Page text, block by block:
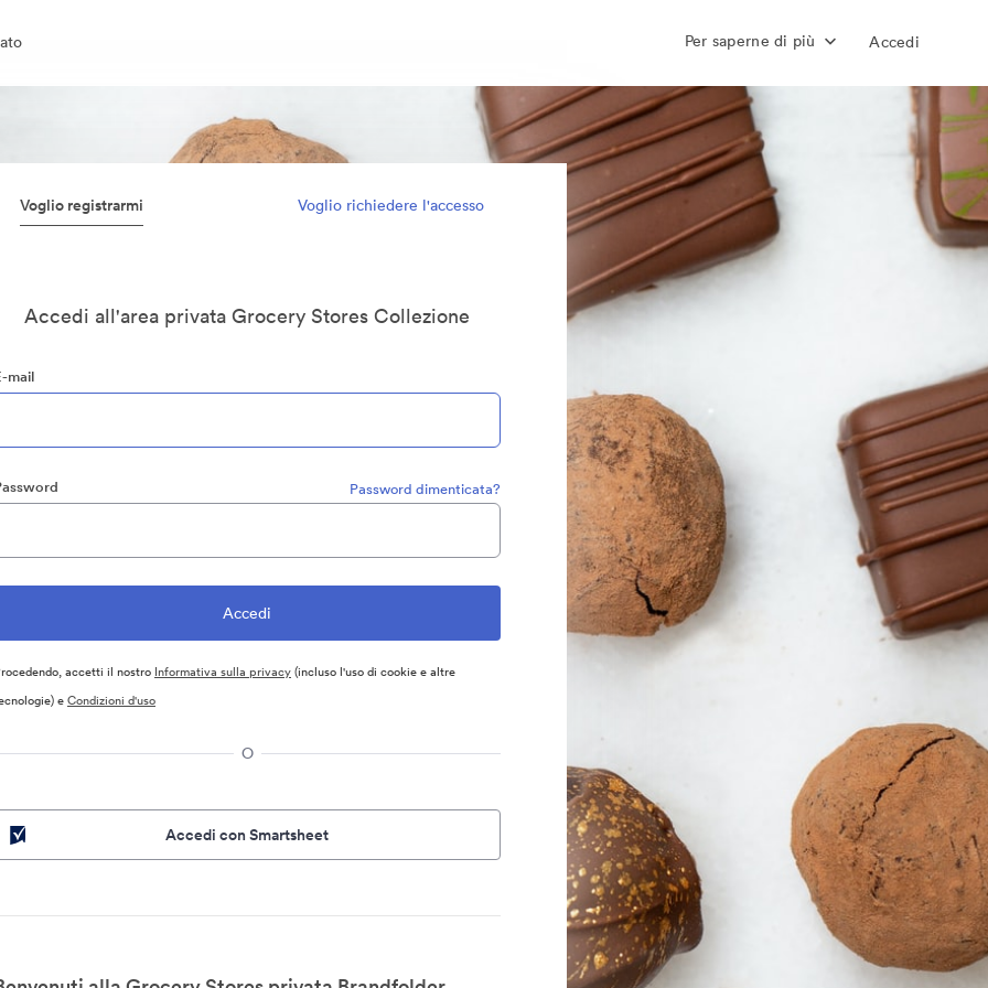
Per saperne di più Accedi
Voglio registrarmi Voglio richiedere l'accesso
Accedi all'area privata Grocery Stores Collezione
mail
Password dimenticata?
accetti il nostro Informativa sulla privacy(incluso l'uso di cookie e altre
eCondizioni d'uso
O
Accedi con Smartsheet